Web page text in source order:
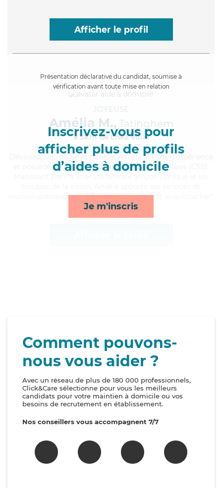
Afficher le profil
Présentation déclarative du candidat, soumise à
vérification avant toute mise en relation
Inscrivez-vous pour
afficher plus de profils
d’aides à domicile
Je m'inscris
JOYEUSE
Amélia M., Tatinghem
à 5km de chez Vous
, soigneuse et flexible, Amélia a 4 ans d'expérience
et possède un BEP Carrières Sanitaires et Sociales (CSS).
lessive/repassage, repas, toilette/habillage et lever/coucher*
Comment pouvons-
nous vous aider ?
Avec un réseau de plus de 180 000 professionnels,
Click&Care sélectionne pour vous les meilleurs
candidats pour votre maintien à domicile ou vos
besoins de recrutement en établissement.
Nos conseillers vous accompagnent 7/7